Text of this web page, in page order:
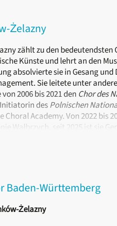
Żelazny
zählt zu den
Künste und lehrt an den
absolvierte sie in Gesang
Sie leitete unter
2006 bis 2021 den Chor des
desPolnischen
Academy. Von 2022 bis
Wałbrzych, seit 2025 ist sie
und arbeitete mit
Baden-Württemberg
Żelazny